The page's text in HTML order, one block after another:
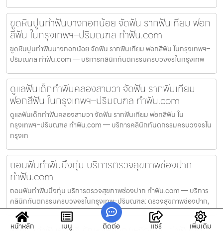
ขูดหินปูนทำฟันบางกอกน้อย จัดฟัน รากฟันเทียม ฟอก
สีฟัน ในกรุงเทพฯ–ปริมณฑล ทำฟัน.com
ขูดหินปูนทำฟันบางกอกน้อย จัดฟัน รากฟันเทียม ฟอกสีฟัน ในกรุงเทพฯ–
ปริมณฑล ทำฟัน.com — บริการคลินิกทันตกรรมครบวงจรในกรุงเทพ
ดูแลฟันเด็กทำฟันคลองสามวา จัดฟัน รากฟันเทียม
ฟอกสีฟัน ในกรุงเทพฯ–ปริมณฑล ทำฟัน.com
ดูแลฟันเด็กทำฟันคลองสามวา จัดฟัน รากฟันเทียม ฟอกสีฟัน ใน
กรุงเทพฯ–ปริมณฑล ทำฟัน.com — บริการคลินิกทันตกรรมครบวงจรใน
กรุงเท
ถอนฟันทำฟันบึงกุ่ม บริการตรวจสุขภาพช่องปาก
ทำฟัน.com
ถอนฟันทำฟันบึงกุ่ม บริการตรวจสุขภาพช่องปาก ทำฟัน.com — บริการ
คลินิกทันตกรรมครบวงจรในกรุงเทพ–ปริมณฑล: ตรวจสุขภาพช่องปาก,
หน้าหลัก เมนู ติดต่อ แชร์ เพิ่มเติม